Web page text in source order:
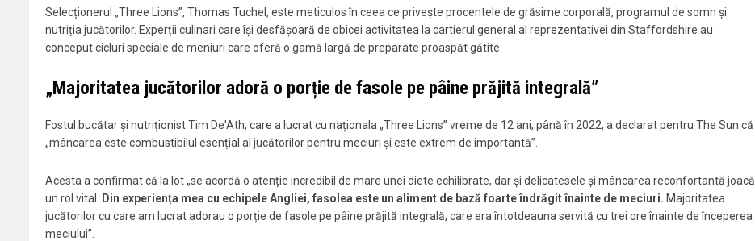
Selecționerul „Three Lions”, Thomas Tuchel, este meticulos în ceea ce privește procentele de grăsime corporală, programul de somn și
nutriția jucătorilor. Experții culinari care își desfășoară de obicei activitatea la cartierul general al reprezentativei din Staffordshire au
conceput cicluri speciale de meniuri care oferă o gamă largă de preparate proaspăt gătite.
„Majoritatea jucătorilor adoră o porție de fasole pe pâine prăjită integrală”
Fostul bucătar și nutriționist Tim De'Ath, care a lucrat cu naționala „Three Lions” vreme de 12 ani, până în 2022, a declarat pentru The Sun că
„mâncarea este combustibilul esențial al jucătorilor pentru meciuri și este extrem de importantă”.
Acesta a confirmat că la lot „se acordă o atenție incredibil de mare unei diete echilibrate, dar și delicatesele și mâncarea reconfortantă joacă
un rol vital. Din experiența mea cu echipele Angliei, fasolea este un aliment de bază foarte îndrăgit înainte de meciuri. Majoritatea
jucătorilor cu care am lucrat adorau o porție de fasole pe pâine prăjită integrală, care era întotdeauna servită cu trei ore înainte de începerea
meciului”.